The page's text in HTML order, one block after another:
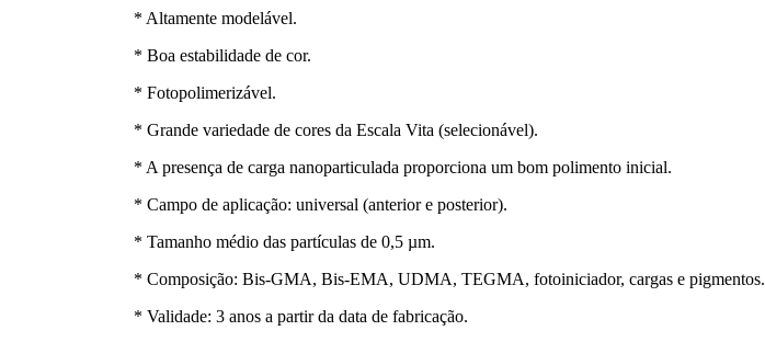
* Altamente modelável.
* Boa estabilidade de cor.
* Fotopolimerizável.
* Grande variedade de cores da Escala Vita (selecionável).
* A presença de carga nanoparticulada proporciona um bom polimento inicial.
* Campo de aplicação: universal (anterior e posterior).
* Tamanho médio das partículas de 0,5 µm.
* Composição: Bis-GMA, Bis-EMA, UDMA, TEGMA, fotoiniciador, cargas e pigmentos.
* Validade: 3 anos a partir da data de fabricação.